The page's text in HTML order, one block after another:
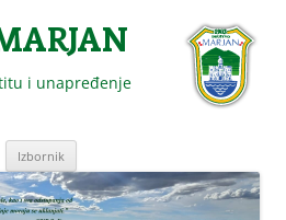
i unapređenje
Izbornik Skoči
sadržaja